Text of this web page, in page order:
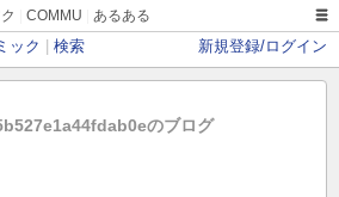
COMMU あるある
ック 検索 新規登録/ログイン
のブログ